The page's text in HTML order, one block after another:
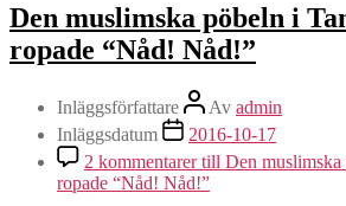
Den muslimska pöbeln i
ropade “Nåd! Nåd!”
Inläggsförfattare Av admin
Inläggsdatum
2016-10-17
2 kommentarertill Den muslimska
ropade “Nåd! Nåd!”